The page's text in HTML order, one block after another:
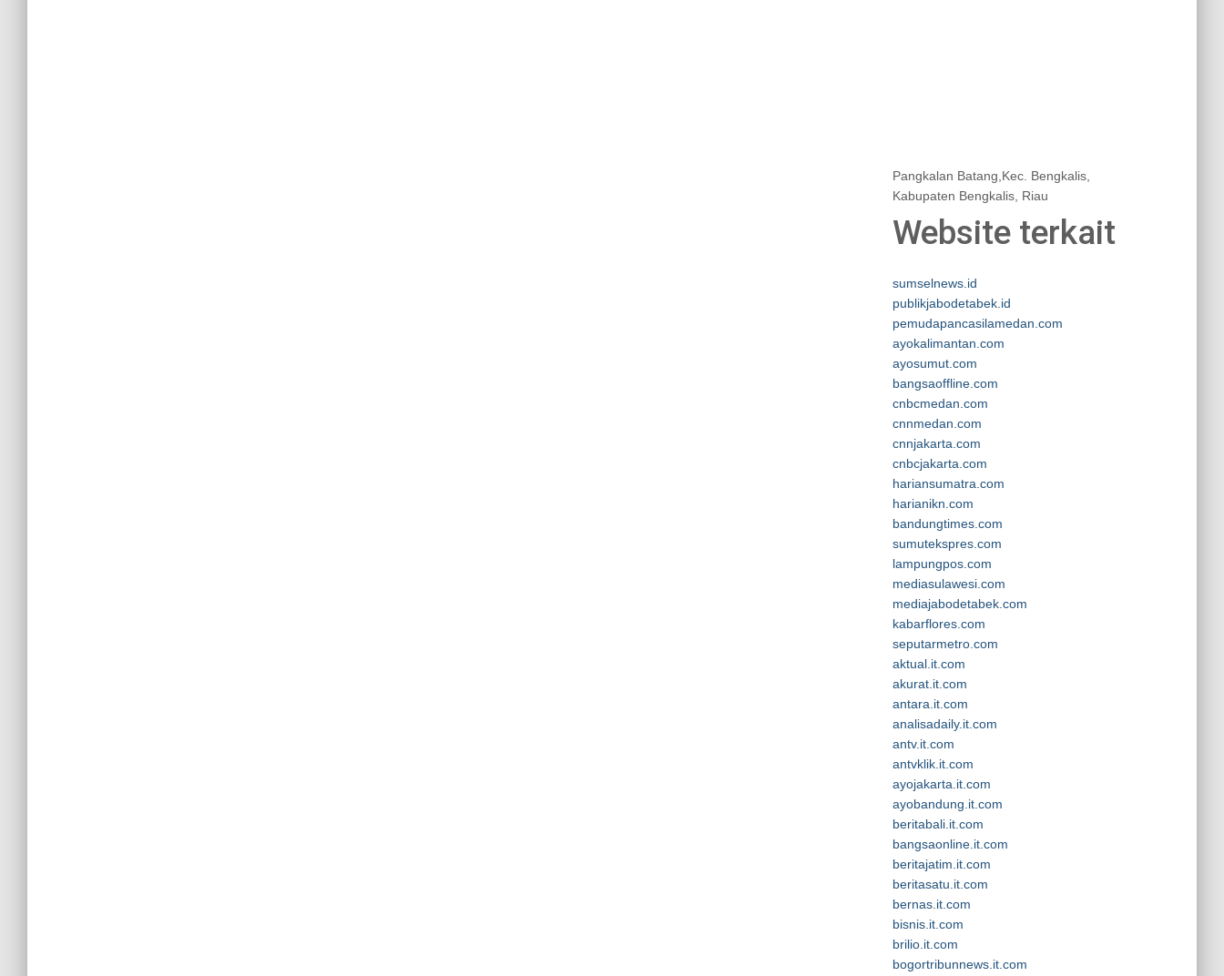
Pangkalan Batang,Kec. Bengkalis,
Kabupaten Bengkalis, Riau
Website terkait
sumselnews.id
publikjabodetabek.id
pemudapancasilamedan.com
ayokalimantan.com
ayosumut.com
bangsaoffline.com
cnbcmedan.com
cnnmedan.com
cnnjakarta.com
cnbcjakarta.com
hariansumatra.com
harianikn.com
bandungtimes.com
sumutekspres.com
lampungpos.com
mediasulawesi.com
mediajabodetabek.com
kabarflores.com
seputarmetro.com
aktual.it.com
akurat.it.com
antara.it.com
analisadaily.it.com
antv.it.com
antvklik.it.com
ayojakarta.it.com
ayobandung.it.com
beritabali.it.com
bangsaonline.it.com
beritajatim.it.com
beritasatu.it.com
bernas.it.com
bisnis.it.com
brilio.it.com
bogortribunnews.it.com